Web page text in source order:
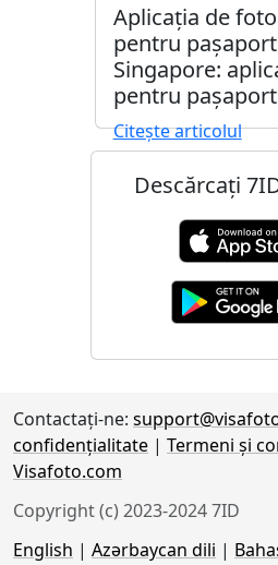
Aplicația de
pentru
Singapore:
pentru
Citește articolul
Descărcați
Contactaţi-ne:
confidențialitate | Termeni și
Visafoto.com
Copyright (c) 2023-2024 7ID
English | Azərbaycan dili |